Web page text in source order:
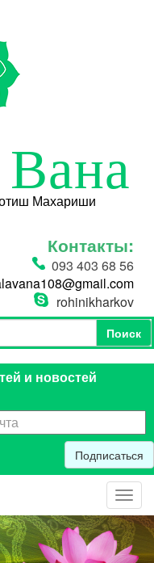
Махариши
Контакты:
093 403 68 56
rohinikharkov
Поиск
и новостей
Подписаться